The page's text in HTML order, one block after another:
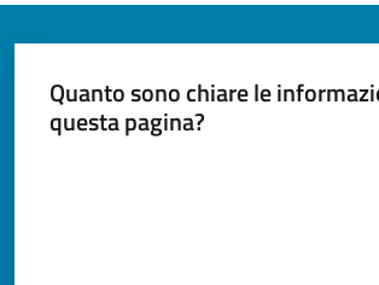
Servizi
Menu selezionato
Quanto sono chiare le
questa pagina?